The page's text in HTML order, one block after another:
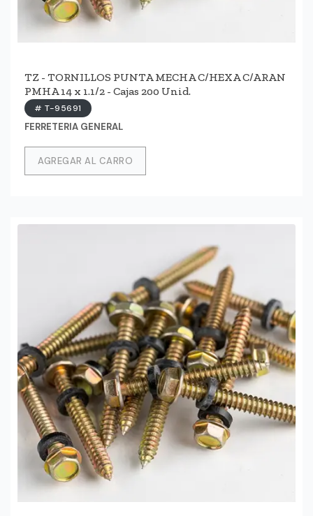
TZ - TORNILLOS PUNTA MECHA C/HEXA C/ARAN
PMHA 14 x 1.1/2 - Cajas 200 Unid.
# T-95691
FERRETERIA GENERAL
AGREGAR AL CARRO